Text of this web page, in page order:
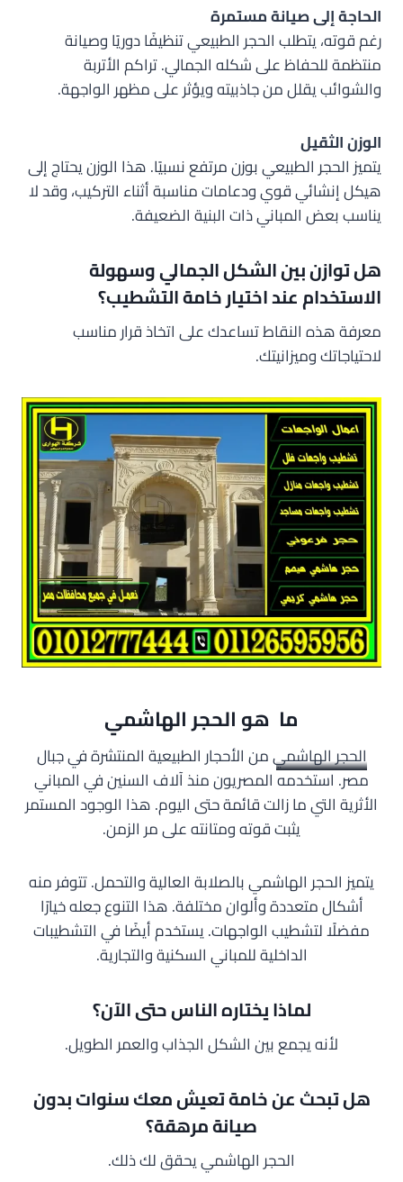
الحاجة إلى صيانة مستمرة
رغم قوته، يتطلب الحجر الطبيعي تنظيفًا دوريًا وصيانة
منتظمة للحفاظ على شكله الجمالي. تراكم الأتربة
والشوائب يقلل من جاذبيته ويؤثر على مظهر الواجهة.
الوزن الثقيل
يتميز الحجر الطبيعي بوزن مرتفع نسبيًا. هذا الوزن يحتاج إلى
هيكل إنشائي قوي ودعامات مناسبة أثناء التركيب، وقد لا
يناسب بعض المباني ذات البنية الضعيفة.
هل توازن بين الشكل الجمالي وسهولة
الاستخدام عند اختيار خامة التشطيب؟
معرفة هذه النقاط تساعدك على اتخاذ قرار مناسب
لاحتياجاتك وميزانيتك.
ما هو الحجر الهاشمي
الحجر الهاشميمن الأحجار الطبيعية المنتشرة في جبال
مصر. استخدمه المصريون منذ آلاف السنين في المباني
الأثرية التي ما زالت قائمة حتى اليوم. هذا الوجود المستمر
يثبت قوته ومتانته على مر الزمن.
يتميز الحجر الهاشمي بالصلابة العالية والتحمل. تتوفر منه
أشكال متعددة وألوان مختلفة. هذا التنوع جعله خيارًا
مفضلًا لتشطيب الواجهات. يستخدم أيضًا في التشطيبات
الداخلية للمباني السكنية والتجارية.
لماذا يختاره الناس حتى الآن؟
لأنه يجمع بين الشكل الجذاب والعمر الطويل.
هل تبحث عن خامة تعيش معك سنوات بدون
صيانة مرهقة؟
الحجر الهاشمي يحقق لك ذلك.